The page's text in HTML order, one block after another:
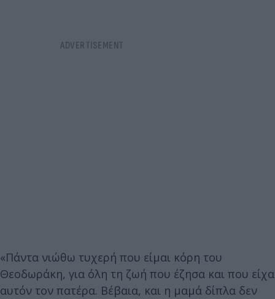
«Πάντα νιώθω τυχερή που είμαι κόρη του
Θεοδωράκη, για όλη τη ζωή που έζησα και που είχα
αυτόν τον πατέρα. Βέβαια, και η μαμά δίπλα δεν